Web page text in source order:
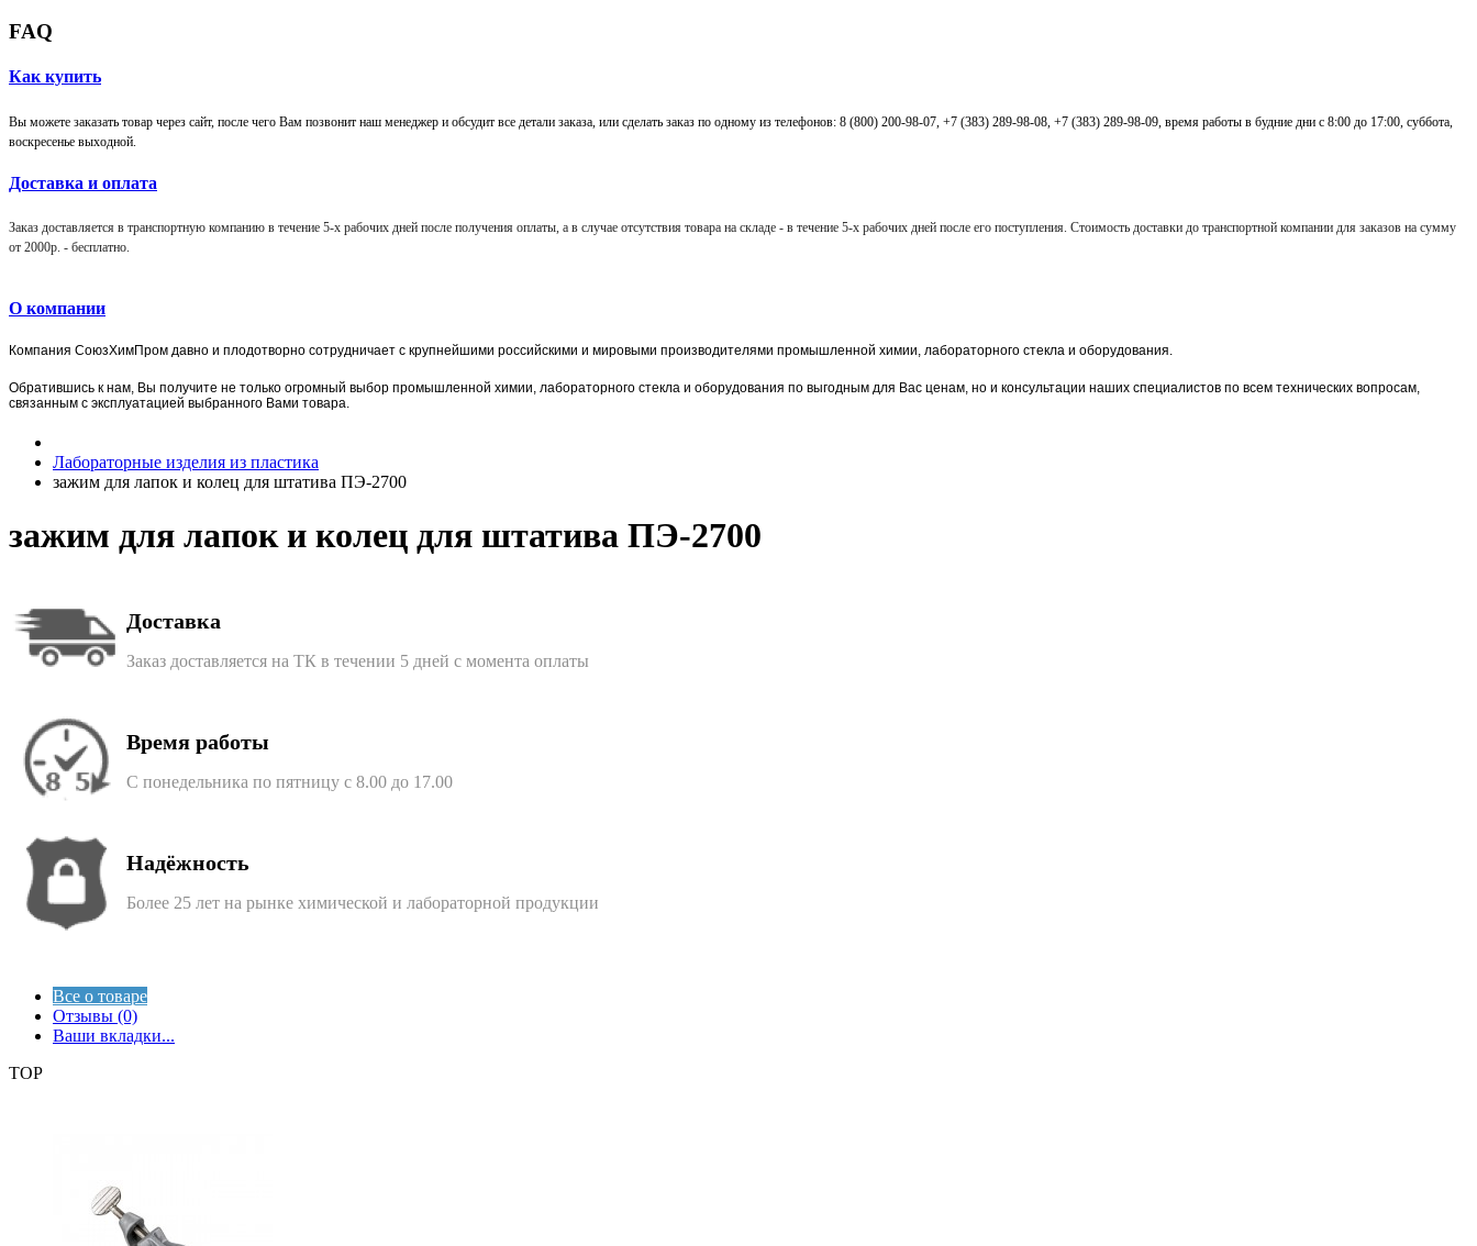
FAQ
Как купить
Вы можете заказать товар через сайт, после чего Вам позвонит наш менеджер и обсудит все детали заказа, или сделать заказ по одному из телефонов: 8 (800) 200-98-07, +7 (383) 289-98-08, +7 (383) 289-98-09, время работы в будние дни с 8:00 до 17:00, суббота,
воскресенье выходной.
Доставка и оплата
Заказ доставляется в транспортную компанию в течение 5-х рабочих дней после получения оплаты, а в случае отсутствия товара на складе - в течение 5-х рабочих дней после его поступления. Стоимость доставки до транспортной компании для заказов на сумму
от 2000р. - бесплатно.
О компании
Компания СоюзХимПром давно и плодотворно сотрудничает с крупнейшими российскими и мировыми производителями промышленной химии, лабораторного стекла и оборудования.
Обратившись к нам, Вы получите не только огромный выбор промышленной химии, лабораторного стекла и оборудования по выгодным для Вас ценам, но и консультации наших специалистов по всем технических вопросам,
связанным с эксплуатацией выбранного Вами товара.
Лабораторные изделия из пластика
зажим для лапок и колец для штатива ПЭ-2700
зажим для лапок и колец для штатива ПЭ-2700
Доставка
Заказ доставляется на ТК в течении 5 дней с момента оплаты
Время работы
С понедельника по пятницу с 8.00 до 17.00
Надёжность
Более 25 лет на рынке химической и лабораторной продукции
Все о товаре
Отзывы (0)
Ваши вкладки...
TOP